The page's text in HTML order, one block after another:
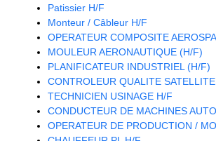
Patissier H/F
Monteur / Câbleur H/F
OPERATEUR COMPOSITE
MOULEUR AERONAUTIQUE (H/F)
PLANIFICATEUR INDUSTRIEL (H/F)
CONTROLEUR QUALITE
TECHNICIEN USINAGE H/F
CONDUCTEUR DE MACHINES
OPERATEUR DE PRODUCTION /